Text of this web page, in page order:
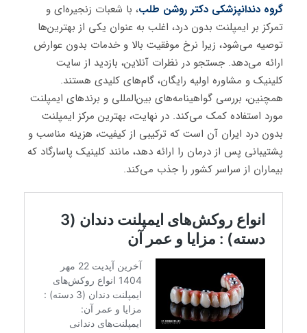
گروه دندانپزشکی دکتر روشن طلب، با شعبات زنجیره‌ای و
تمرکز بر ایمپلنت بدون درد، اغلب به عنوان یکی از بهترین‌ها
توصیه می‌شود، زیرا نرخ موفقیت بالا و خدمات بدون عوارض
ارائه می‌دهد. جستجو در نظرات آنلاین، بازدید از سایت
کلینیک و مشاوره اولیه رایگان، گام‌های کلیدی هستند.
همچنین، بررسی گواهینامه‌های بین‌المللی و برندهای ایمپلنت
مورد استفاده کمک می‌کند. در نهایت، بهترین مرکز ایمپلنت
بدون درد ایران آن است که ترکیبی از کیفیت، هزینه مناسب و
پشتیبانی پس از درمان را ارائه دهد، مانند کلینیک پاسارگاد که
بیماران از سراسر کشور را جذب می‌کند.